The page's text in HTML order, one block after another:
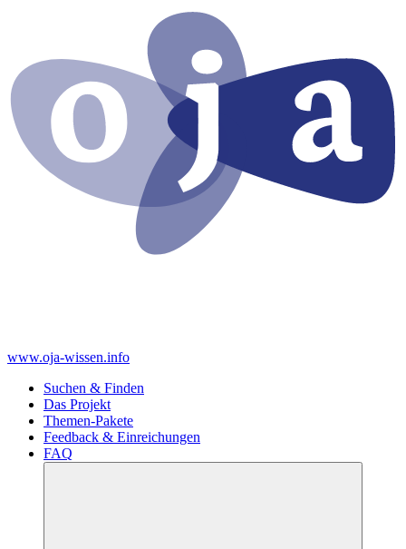
www.oja-wissen.info
Suchen & Finden
Das Projekt
Themen-Pakete
Feedback & Einreichungen
FAQ